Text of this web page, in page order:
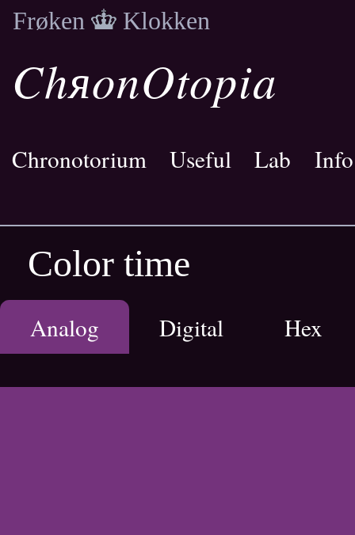
Frøken Klokken
ChяonOtopia
Chronotorium Useful Lab Info
Color time
Analog Digital Hex